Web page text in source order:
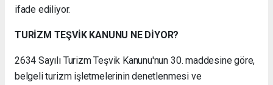
ifade ediliyor.
TURİZM TEŞVİK KANUNU NE DİYOR?
2634 Sayılı Turizm Teşvik Kanunu'nun 30. maddesine göre,
belgeli turizm işletmelerinin denetlenmesi ve